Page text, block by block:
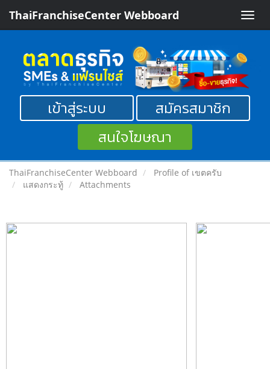
Toggle
ThaiFranchiseCenter Webboard
เข้าสู่ระบบ
สมัครสมาชิก
สนใจโฆษณา
ThaiFranchiseCenter Webboard
Profile of เขตครับ
แสดงกระทู้
Attachments